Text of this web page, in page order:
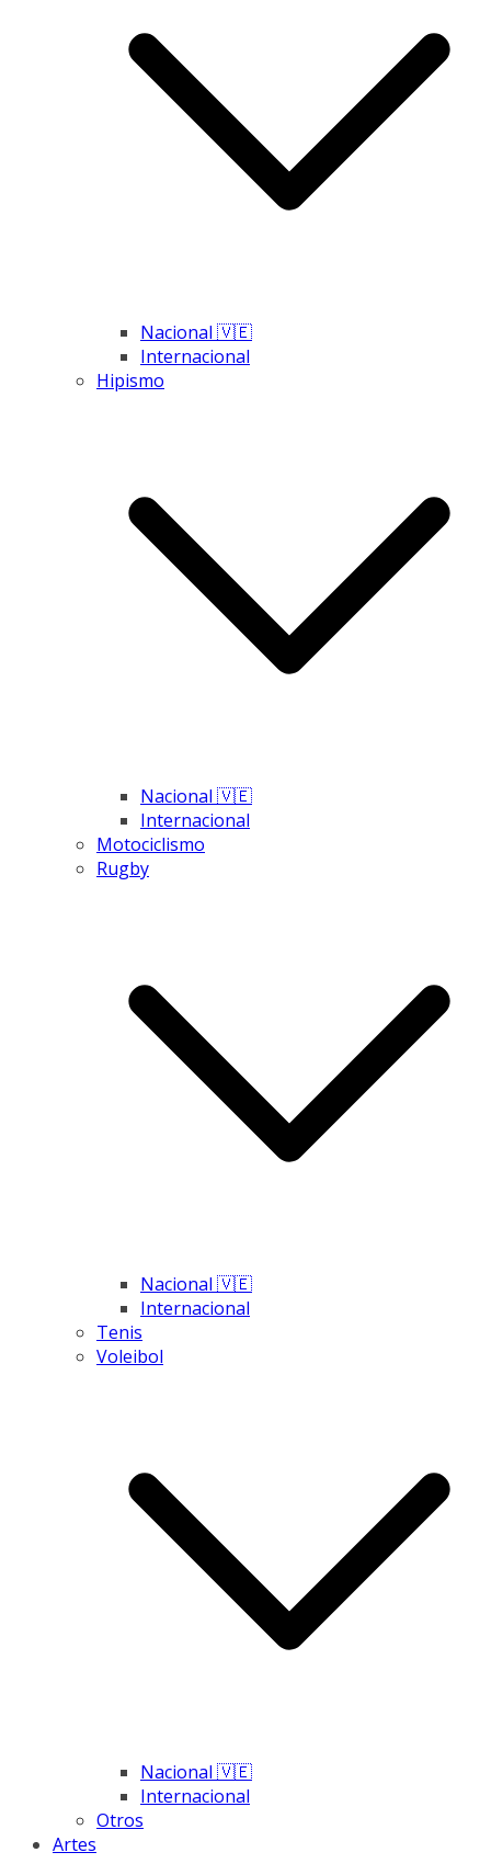
Nacional 🇻🇪
Internacional
Hipismo
Nacional 🇻🇪
Internacional
Motociclismo
Rugby
Nacional 🇻🇪
Internacional
Tenis
Voleibol
Nacional 🇻🇪
Internacional
Otros
Artes